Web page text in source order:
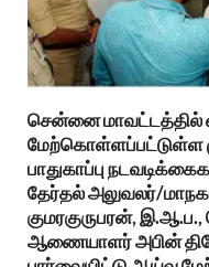
சென்னை மாவட்டத்தில்
மேற்கொள்ளப்பட்டுள்ள
பாதுகாப்பு
தேர்தல் அலுவலர்/
குமரகுருபரன்,
ஆணையாளர் அபின்